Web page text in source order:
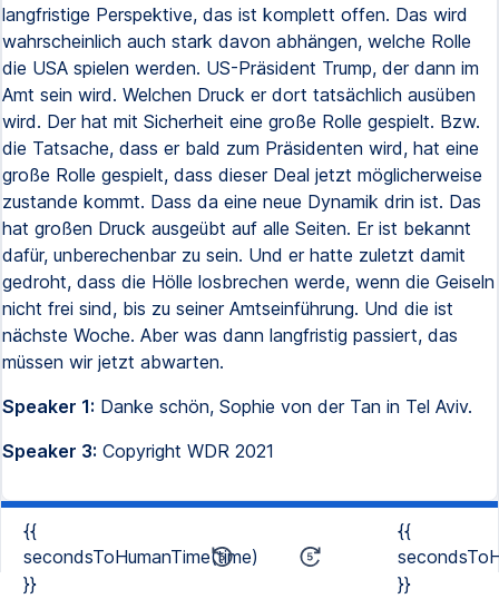
langfristige Perspektive, das ist komplett offen. Das wird
wahrscheinlich auch stark davon abhängen, welche Rolle
die USA spielen werden. US-Präsident Trump, der dann im
Amt sein wird. Welchen Druck er dort tatsächlich ausüben
wird. Der hat mit Sicherheit eine große Rolle gespielt. Bzw.
die Tatsache, dass er bald zum Präsidenten wird, hat eine
große Rolle gespielt, dass dieser Deal jetzt möglicherweise
zustande kommt. Dass da eine neue Dynamik drin ist. Das
hat großen Druck ausgeübt auf alle Seiten. Er ist bekannt
dafür, unberechenbar zu sein. Und er hatte zuletzt damit
gedroht, dass die Hölle losbrechen werde, wenn die Geiseln
nicht frei sind, bis zu seiner Amtseinführung. Und die ist
nächste Woche. Aber was dann langfristig passiert, das
müssen wir jetzt abwarten.
Speaker 1: Danke schön, Sophie von der Tan in Tel Aviv.
Speaker 3: Copyright WDR 2021
{{
secondsToHumanTime(time)
}}
{{
}}